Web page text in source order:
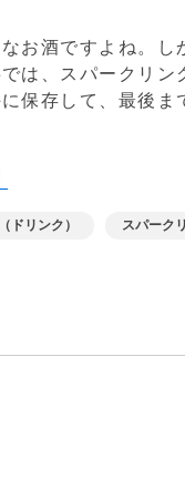
お酒ですよね。
は、スパークリ
保存して、最後ま
ドリンク） スパーク